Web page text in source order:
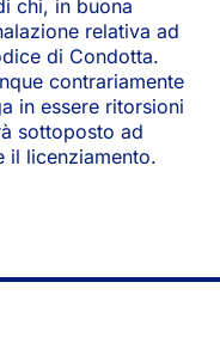
chi, in buona
relativa ad
di Condotta.
contrariamente
in essere ritorsioni
sottoposto ad
il licenziamento.